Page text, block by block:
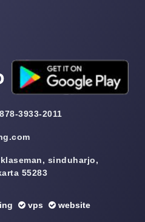
3933-2011
sinduharjo,
55283
vps website